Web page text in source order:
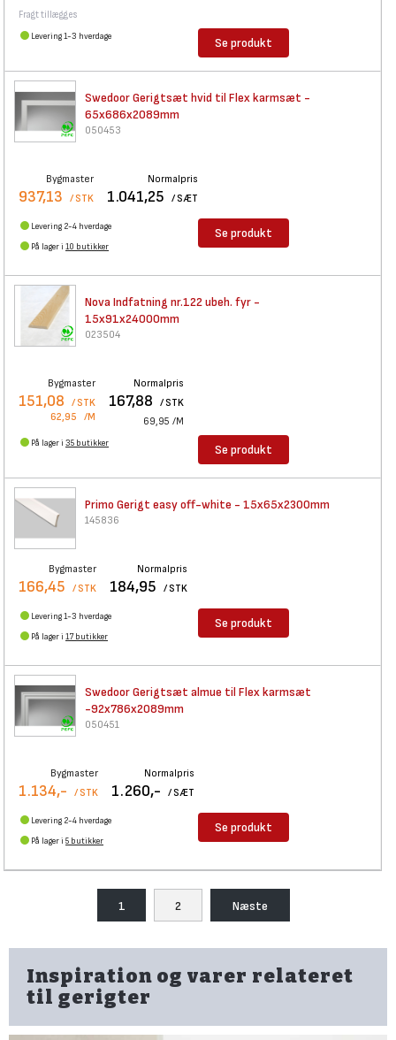
Fragt tillægges
Levering 1-3 hverdage Se produkt
Swedoor Gerigtsæt hvid til Flex karmsæt -
65x686x2089mm
050453
Bygmaster
937,13 / STK
Normalpris
1.041,25 / SÆT
Levering 2-4 hverdage
På lager i 10 butikker
Se produkt
Nova Indfatning nr.122 ubeh. fyr -
15x91x24000mm
023504
Bygmaster
151,08 / STK
62,95 /M
Normalpris
167,88 / STK
69,95 /M
På lager i 35 butikker Se produkt
Primo Gerigt easy off-white - 15x65x2300mm
145836
Bygmaster
166,45 / STK
Normalpris
184,95 / STK
Levering 1-3 hverdage
På lager i 17 butikker
Se produkt
Swedoor Gerigtsæt almue til Flex karmsæt
-92x786x2089mm
050451
Bygmaster
1.134,- / STK
Normalpris
1.260,- / SÆT
Levering 2-4 hverdage
På lager i 5 butikker
Se produkt
1 2 Næste
Inspiration og varer relateret
til gerigter